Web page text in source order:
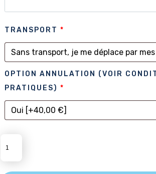
TRANSPORT *
OPTION ANNULATION (VOIR
PRATIQUES) *